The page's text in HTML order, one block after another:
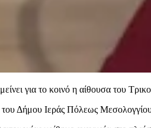
για το κοινό η αίθουσα του
Δήμου Ιεράς Πόλεως